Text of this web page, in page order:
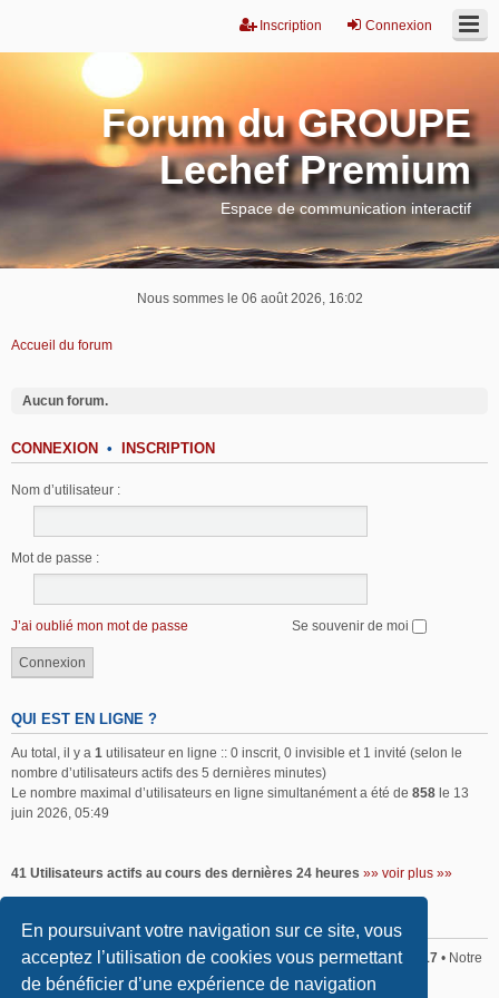
En poursuivant votre navigation sur ce site, vous
acceptez l’utilisation de cookies vous permettant
de bénéficier d’une expérience de navigation
Connexion
Inscription
Forum du GROUPE
Lechef Premium
Espace de communication interactif
Nous sommes le 06 août 2026, 16:02
Accueil du forum
Aucun forum.
CONNEXION • INSCRIPTION
Nom d’utilisateur :
Mot de passe :
J’ai oublié mon mot de passe Se souvenir de moi
QUI EST EN LIGNE ?
Au total, il y a 1 utilisateur en ligne :: 0 inscrit, 0 invisible et 1 invité (selon le
nombre d’utilisateurs actifs des 5 dernières minutes)
Le nombre maximal d’utilisateurs en ligne simultanément a été de 858 le 13
juin 2026, 05:49
41 Utilisateurs actifs au cours des dernières 24 heures »» voir plus »»
STATISTIQUES
Sommaire• Total posts2,367• Total sujets 2,176• Total membres 417 • Notre
membre le plus récent estMathieu BOURGIS